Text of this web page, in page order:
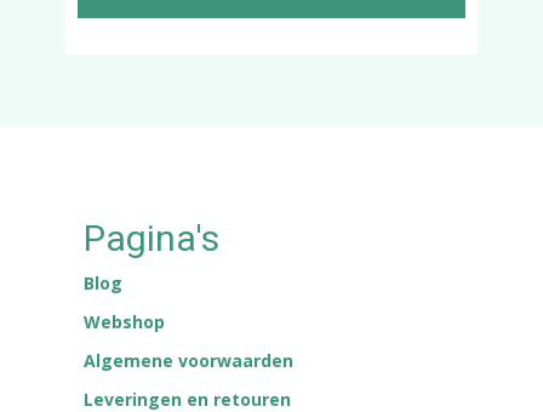
Pagina's
Blog
Webshop
Algemene voorwaarden
Leveringen en retouren